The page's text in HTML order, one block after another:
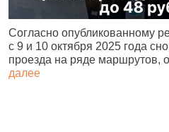
Согласно опубликованному
с 9 и 10 октября 2025 года
проезда на ряде маршрутов,
далее